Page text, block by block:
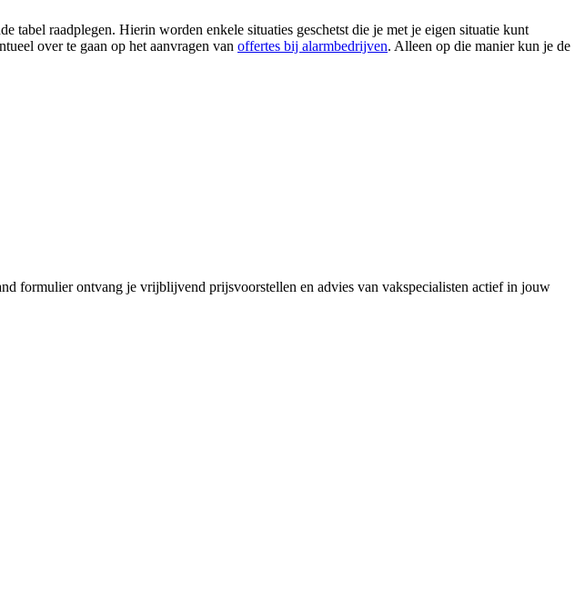
tabel raadplegen. Hierin worden enkele situaties geschetst die je met je eigen situatie kunt
over te gaan op het aanvragen van offertes bij alarmbedrijven. Alleen op die manier kun je de
formulier ontvang je vrijblijvend prijsvoorstellen en advies van vakspecialisten actief in jouw